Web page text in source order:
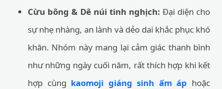
Cừu bông & Dê núi tinh nghịch: Đại diện cho
sự nhẹ nhàng, an lành và dẻo dai khắc phục khó
khăn. Nhóm này mang lại cảm giác thanh bình
như những ngày cuối năm, rất thích hợp khi kết
hợp cùng kaomoji giáng sinh ấm áp hoặc